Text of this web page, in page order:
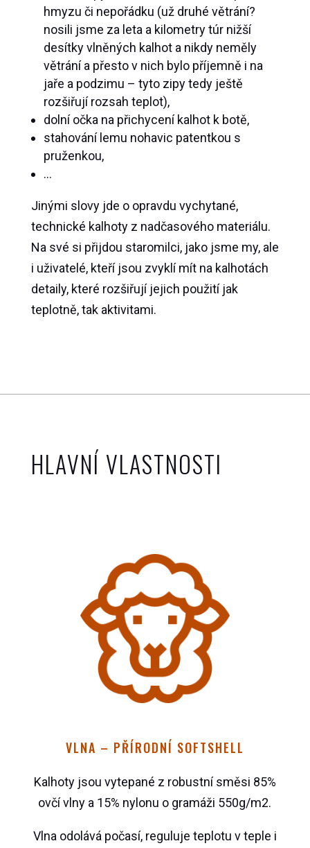
hmyzu či nepořádku (už druhé větrání?
nosili jsme za leta a kilometry túr nižší
desítky vlněných kalhot a nikdy neměly
větrání a přesto v nich bylo příjemně i na
jaře a podzimu – tyto zipy tedy ještě
rozšiřují rozsah teplot),
dolní očka na přichycení kalhot k botě,
stahování lemu nohavic patentkou s
pruženkou,
…
Jinými slovy jde o opravdu vychytané,
technické kalhoty z nadčasového materiálu.
Na své si přijdou staromilci, jako jsme my, ale
i uživatelé, kteří jsou zvyklí mít na kalhotách
detaily, které rozšiřují jejich použití jak
teplotně, tak aktivitami.
HLAVNÍ VLASTNOSTI
VLNA – PŘÍRODNÍ SOFTSHELL
Kalhoty jsou vytepané z robustní směsi 85%
ovčí vlny a 15% nylonu o gramáži 550g/m2.
Vlna odolává počasí, reguluje teplotu v teple i